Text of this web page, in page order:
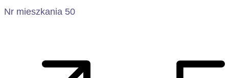
Nr mieszkania 50